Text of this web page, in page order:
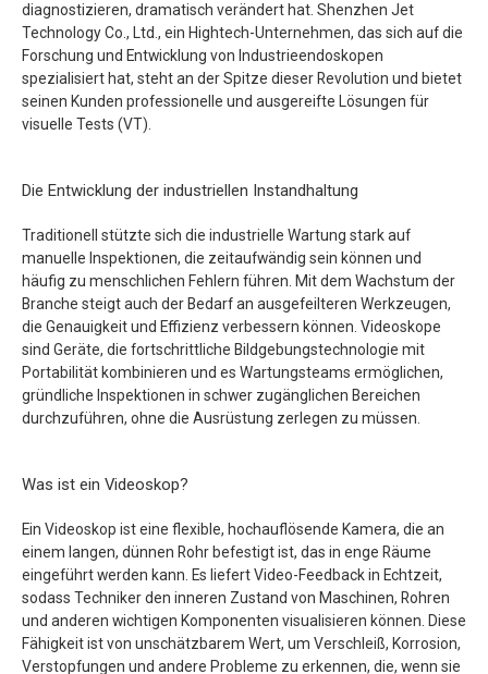
diagnostizieren, dramatisch verändert hat. Shenzhen Jet
Technology Co., Ltd., ein Hightech-Unternehmen, das sich auf die
Forschung und Entwicklung von Industrieendoskopen
spezialisiert hat, steht an der Spitze dieser Revolution und bietet
seinen Kunden professionelle und ausgereifte Lösungen für
visuelle Tests (VT).
Die Entwicklung der industriellen Instandhaltung
Traditionell stützte sich die industrielle Wartung stark auf
manuelle Inspektionen, die zeitaufwändig sein können und
häufig zu menschlichen Fehlern führen. Mit dem Wachstum der
Branche steigt auch der Bedarf an ausgefeilteren Werkzeugen,
die Genauigkeit und Effizienz verbessern können. Videoskope
sind Geräte, die fortschrittliche Bildgebungstechnologie mit
Portabilität kombinieren und es Wartungsteams ermöglichen,
gründliche Inspektionen in schwer zugänglichen Bereichen
durchzuführen, ohne die Ausrüstung zerlegen zu müssen.
Was ist ein Videoskop?
Ein Videoskop ist eine flexible, hochauflösende Kamera, die an
einem langen, dünnen Rohr befestigt ist, das in enge Räume
eingeführt werden kann. Es liefert Video-Feedback in Echtzeit,
sodass Techniker den inneren Zustand von Maschinen, Rohren
und anderen wichtigen Komponenten visualisieren können. Diese
Fähigkeit ist von unschätzbarem Wert, um Verschleiß, Korrosion,
Verstopfungen und andere Probleme zu erkennen, die, wenn sie